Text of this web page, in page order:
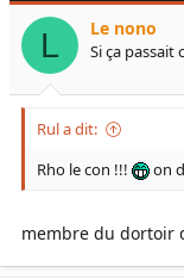
L Le nono
Si ça passait
Rul a dit:
Rho le con !!!
on
membre du dortoir